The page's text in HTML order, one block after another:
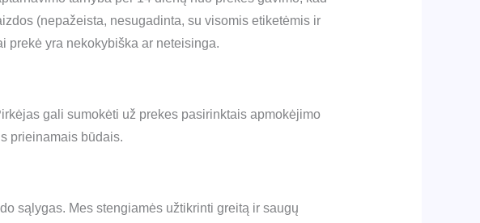
(nepažeista, nesugadinta, su visomis etiketėmis ir
prekė yra nekokybiška ar neteisinga.
gali sumokėti už prekes pasirinktais apmokėjimo
prieinamais būdais.
sąlygas. Mes stengiamės užtikrinti greitą ir saugų